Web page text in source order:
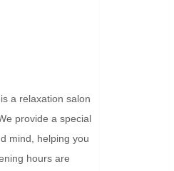
a relaxation salon
provide a special
mind, helping you
hours are